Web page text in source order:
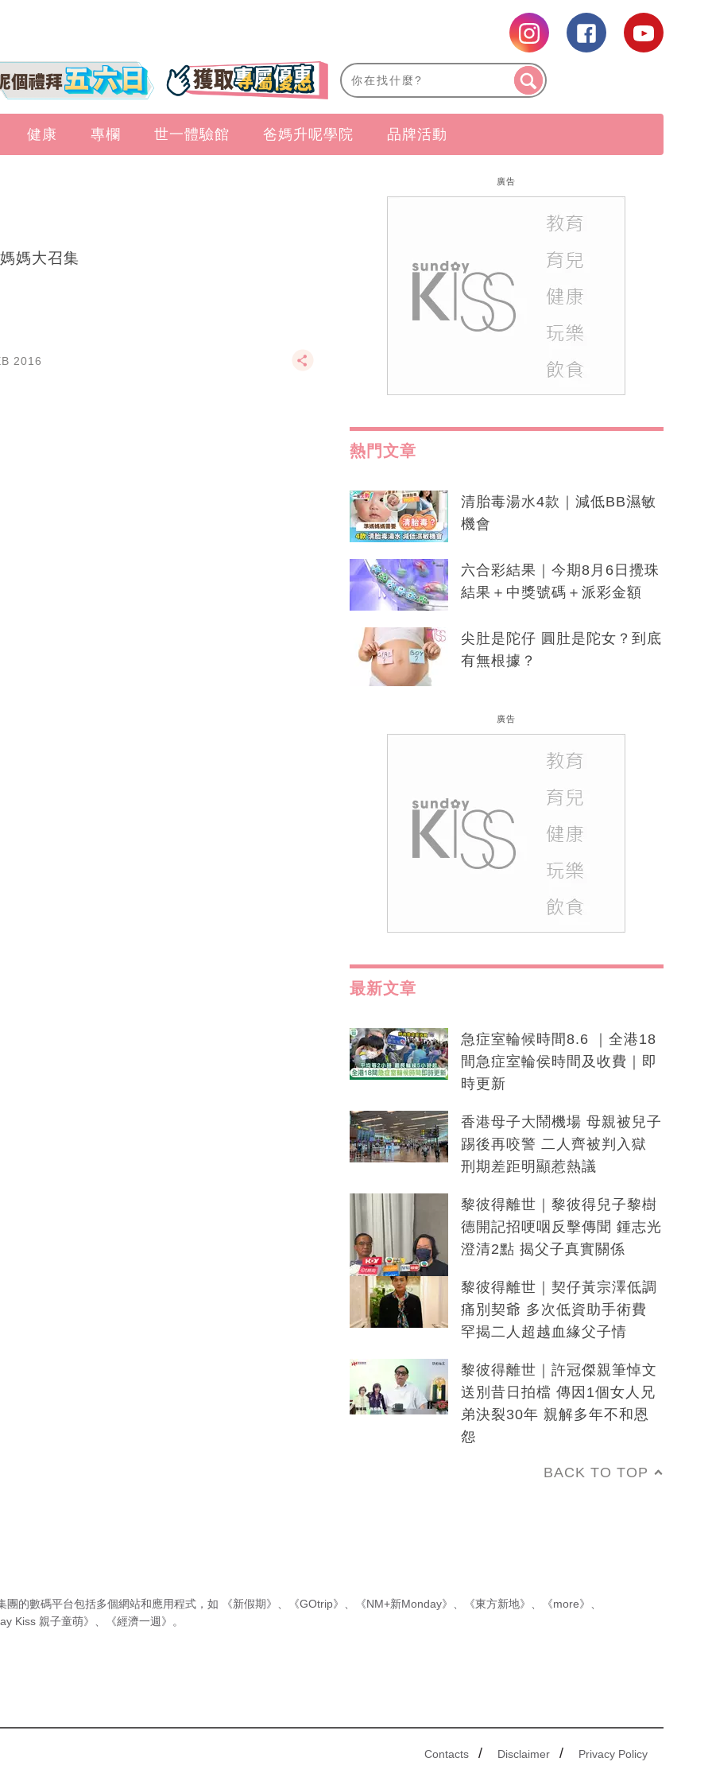
健康 專欄 世一體驗館 爸媽升呢學院 品牌活動
媽大召集
2016
廣告
熱門文章
清胎毒湯水4款｜減低BB濕敏
機會
六合彩結果｜今期8月6日攪珠
結果＋中獎號碼＋派彩金額
尖肚是陀仔 圓肚是陀女？到底
有無根據？
廣告
最新文章
急症室輪候時間8.6 ｜全港18
間急症室輪侯時間及收費｜即
時更新
香港母子大鬧機場 母親被兒子
踢後再咬警 二人齊被判入獄
刑期差距明顯惹熱議
黎彼得離世｜黎彼得兒子黎樹
德開記招哽咽反擊傳聞 鍾志光
澄清2點 揭父子真實關係
黎彼得離世｜契仔黃宗澤低調
痛別契爺 多次低資助手術費
罕揭二人超越血緣父子情
黎彼得離世｜許冠傑親筆悼文
送別昔日拍檔 傳因1個女人兄
弟決裂30年 親解多年不和恩
怨
BACK TO TOP
團的數碼平台包括多個網站和應用程式，如 《新假期》 《GOtrip》 《NM+新Monday》 《東方新地》 《more》
Kiss 親子童萌》
《經濟一週》 。
Contacts / Disclaimer / Privacy Policy